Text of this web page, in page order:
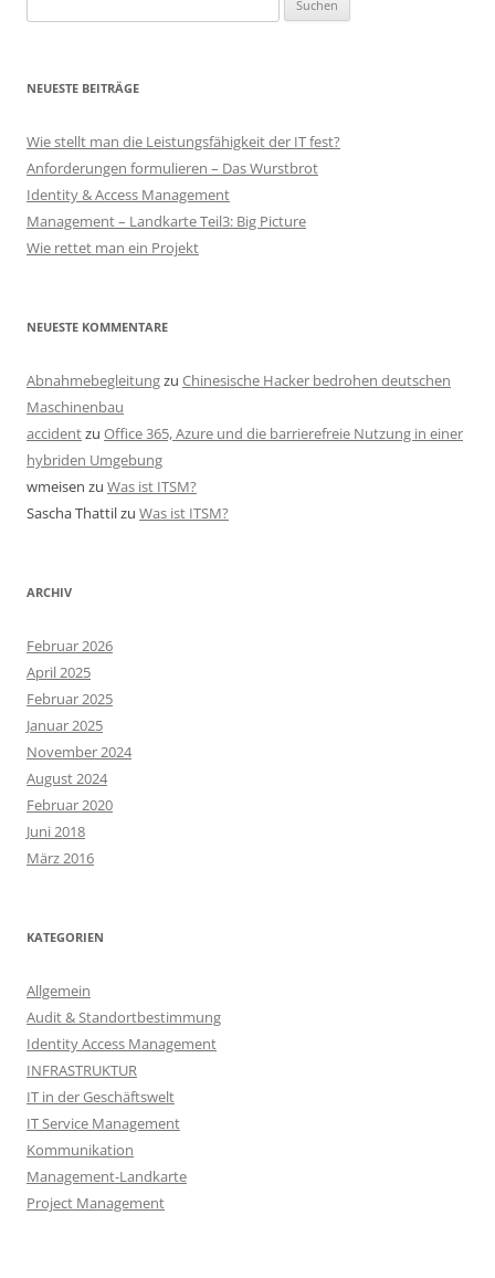
nach:
NEUESTE BEITRÄGE
Wie stellt man die Leistungsfähigkeit der IT fest?
Anforderungen formulieren – Das Wurstbrot
Identity & Access Management
Management – Landkarte Teil3: Big Picture
Wie rettet man ein Projekt
NEUESTE KOMMENTARE
Abnahmebegleitungzu Chinesische Hacker bedrohen deutschen
Maschinenbau
accidentzu Office 365, Azure und die barrierefreie Nutzung in einer
hybriden Umgebung
wmeisen zu Was ist ITSM?
Sascha Thattilzu Was ist ITSM?
ARCHIV
Februar 2026
April 2025
Februar 2025
Januar 2025
November 2024
August 2024
Februar 2020
Juni 2018
März 2016
KATEGORIEN
Allgemein
Audit & Standortbestimmung
Identity Access Management
INFRASTRUKTUR
IT in der Geschäftswelt
IT Service Management
Kommunikation
Management-Landkarte
Project Management